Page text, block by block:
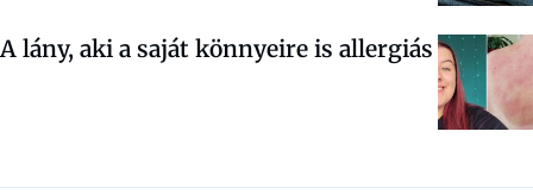
A lány, aki a saját könnyeire is allergiás